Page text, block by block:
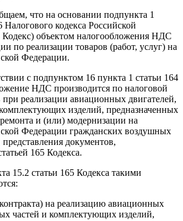
что на основании подпункта 1
Налогового кодекса Российской
Кодекс) объектом налогообложения НДС
по реализации товаров (работ, услуг) на
Федерации.
с подпунктом 16 пункта 1 статьи 164
НДС производится по налоговой
при реализации авиационных двигателей,
изделий, предназначенных
ремонта и (или) модернизации на
Федерации гражданских воздушных
документов,
165 Кодекса.
15.2 статьи 165 Кодекса такими
на реализацию авиационных
частей и комплектующих изделий,